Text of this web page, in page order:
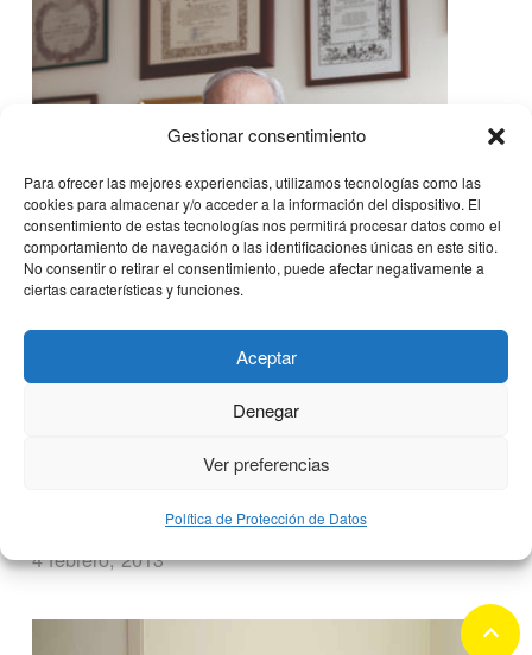
Gestionar consentimiento
Para ofrecer las mejores experiencias, utilizamos tecnologías como las
cookies para almacenar y/o acceder a la información del dispositivo. El
consentimiento de estas tecnologías nos permitirá procesar datos como el
comportamiento de navegación o las identificaciones únicas en este sitio.
No consentir o retirar el consentimiento, puede afectar negativamente a
ciertas características y funciones.
Aceptar
Denegar
Ver preferencias
Política de Protección de Datos
El doctor Pedro Guillén recibe el
Premio “José Manuel Martínez a toda
una vida profesional”
4 febrero, 2013
keyboard_arrow_up